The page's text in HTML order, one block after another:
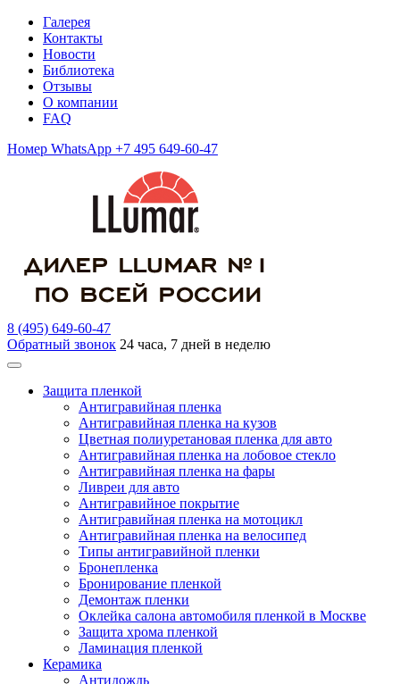
Галерея
Контакты
Новости
Библиотека
Отзывы
О компании
FAQ
Номер WhatsApp +7 495 649-60-47
8 (495) 649-60-47
Обратный звонок 24 часа, 7 дней в неделю
Защита пленкой
Антигравийная пленка
Антигравийная пленка на кузов
Цветная полиуретановая пленка для авто
Антигравийная пленка на лобовое стекло
Антигравийная пленка на фары
Ливреи для авто
Антигравийное покрытие
Антигравийная пленка на мотоцикл
Антигравийная пленка на велосипед
Типы антигравийной пленки
Бронепленка
Бронирование пленкой
Демонтаж пленки
Оклейка салона автомобиля пленкой в Москве
Защита хрома пленкой
Ламинация пленкой
Керамика
Антидождь